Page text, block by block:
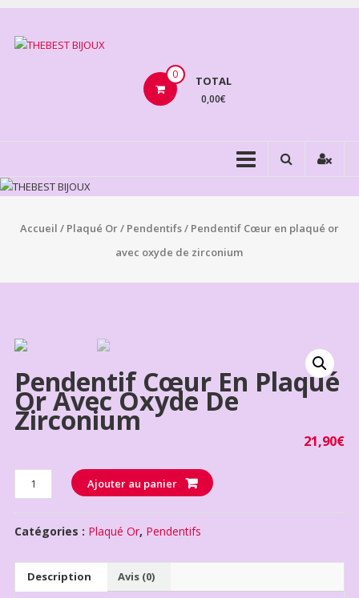
Aller
contenu
BIJOUX
0 TOTAL
0,00€
Accueil / Plaqué Or/ Pendentifs/ Pendentif Cœur en plaqué or
avec oxyde de zirconium
Pendentif Cœur En Plaqué
Or Avec Oxyde De
Zirconium
21,90€
Quantité Ajouter au panier
Catégories : Plaqué Or, Pendentifs
Description Avis (0)